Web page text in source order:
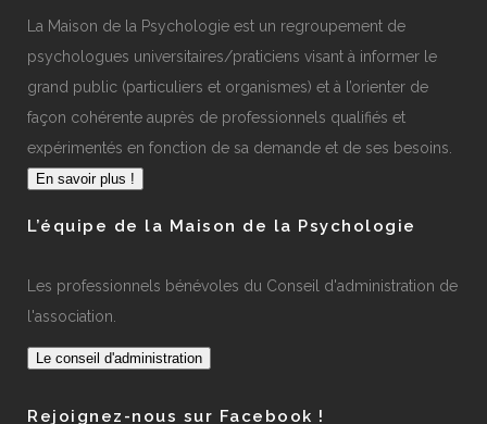
La Maison de la Psychologie est un regroupement de
psychologues universitaires/praticiens visant à informer le
grand public (particuliers et organismes) et à l’orienter de
façon cohérente auprès de professionnels qualifiés et
expérimentés en fonction de sa demande et de ses besoins.
En savoir plus !
L’équipe de la Maison de la Psychologie
Les professionnels bénévoles du Conseil d'administration de
l'association.
Le conseil d'administration
Rejoignez-nous sur Facebook !